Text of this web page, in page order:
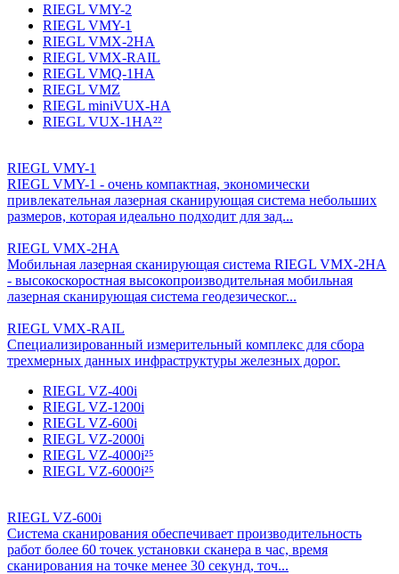
RIEGL VMY-2
RIEGL VMY-1
RIEGL VMX-2HA
RIEGL VMX-RAIL
RIEGL VMQ-1HA
RIEGL VMZ
RIEGL miniVUX-HA
RIEGL VUX-1HA²²
RIEGL VMY-1
RIEGL VMY-1 - очень компактная, экономически
привлекательная лазерная сканирующая система небольших
размеров, которая идеально подходит для зад...
RIEGL VMX-2HA
Мобильная лазерная сканирующая система RIEGL VMX-2HA
- высокоскоростная высокопроизводительная мобильная
лазерная сканирующая система геодезическог...
RIEGL VMX-RAIL
Специализированный измерительный комплекс для сбора
трехмерных данных инфраструктуры железных дорог.
RIEGL VZ-400i
RIEGL VZ-1200i
RIEGL VZ-600i
RIEGL VZ-2000i
RIEGL VZ-4000i²⁵
RIEGL VZ-6000i²⁵
RIEGL VZ-600i
Система сканирования обеспечивает производительность
работ более 60 точек установки сканера в час, время
сканирования на точке менее 30 секунд, точ...